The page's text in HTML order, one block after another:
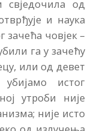
од
и наука
зачећа човјек –
га у зачећу
или од девет
истог
утроби није
није исто